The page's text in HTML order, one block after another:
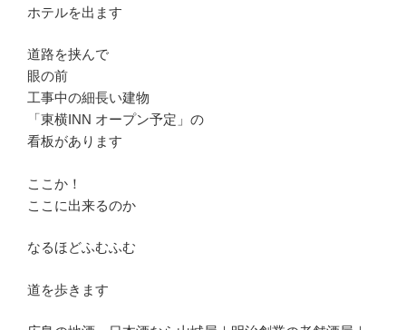
ホテルを出ます
道路を挟んで
眼の前
工事中の細長い建物
「東横INN オープン予定」の
看板があります
ここか！
ここに出来るのか
なるほどふむふむ
道を歩きます